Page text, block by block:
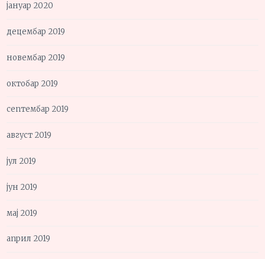
јануар 2020
децембар 2019
новембар 2019
октобар 2019
септембар 2019
август 2019
јул 2019
јун 2019
мај 2019
април 2019